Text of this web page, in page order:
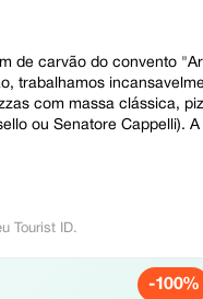
de carvão do convento
trabalhamos
com massa clássica,
ou Senatore Cappelli).
Tourist ID.
-100%